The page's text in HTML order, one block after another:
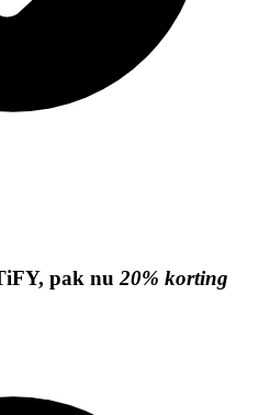
pak nu20% korting